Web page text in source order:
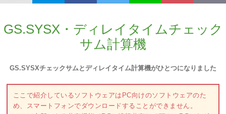
GS.SYSX・ディレイタイムチェック
サム計算機
GS.SYSXチェックサムとディレイタイム計算機がひとつになりました
ここで紹介しているソフトウェアはPC向けのソフトウェアのた
め、スマートフォンでダウンロードすることができません。